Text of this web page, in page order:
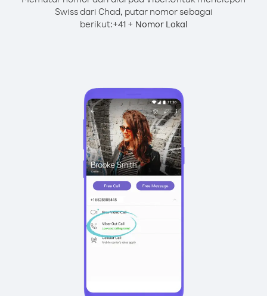
Swiss dari Chad, putar nomor sebagai
berikut:+41+ Nomor Lokal